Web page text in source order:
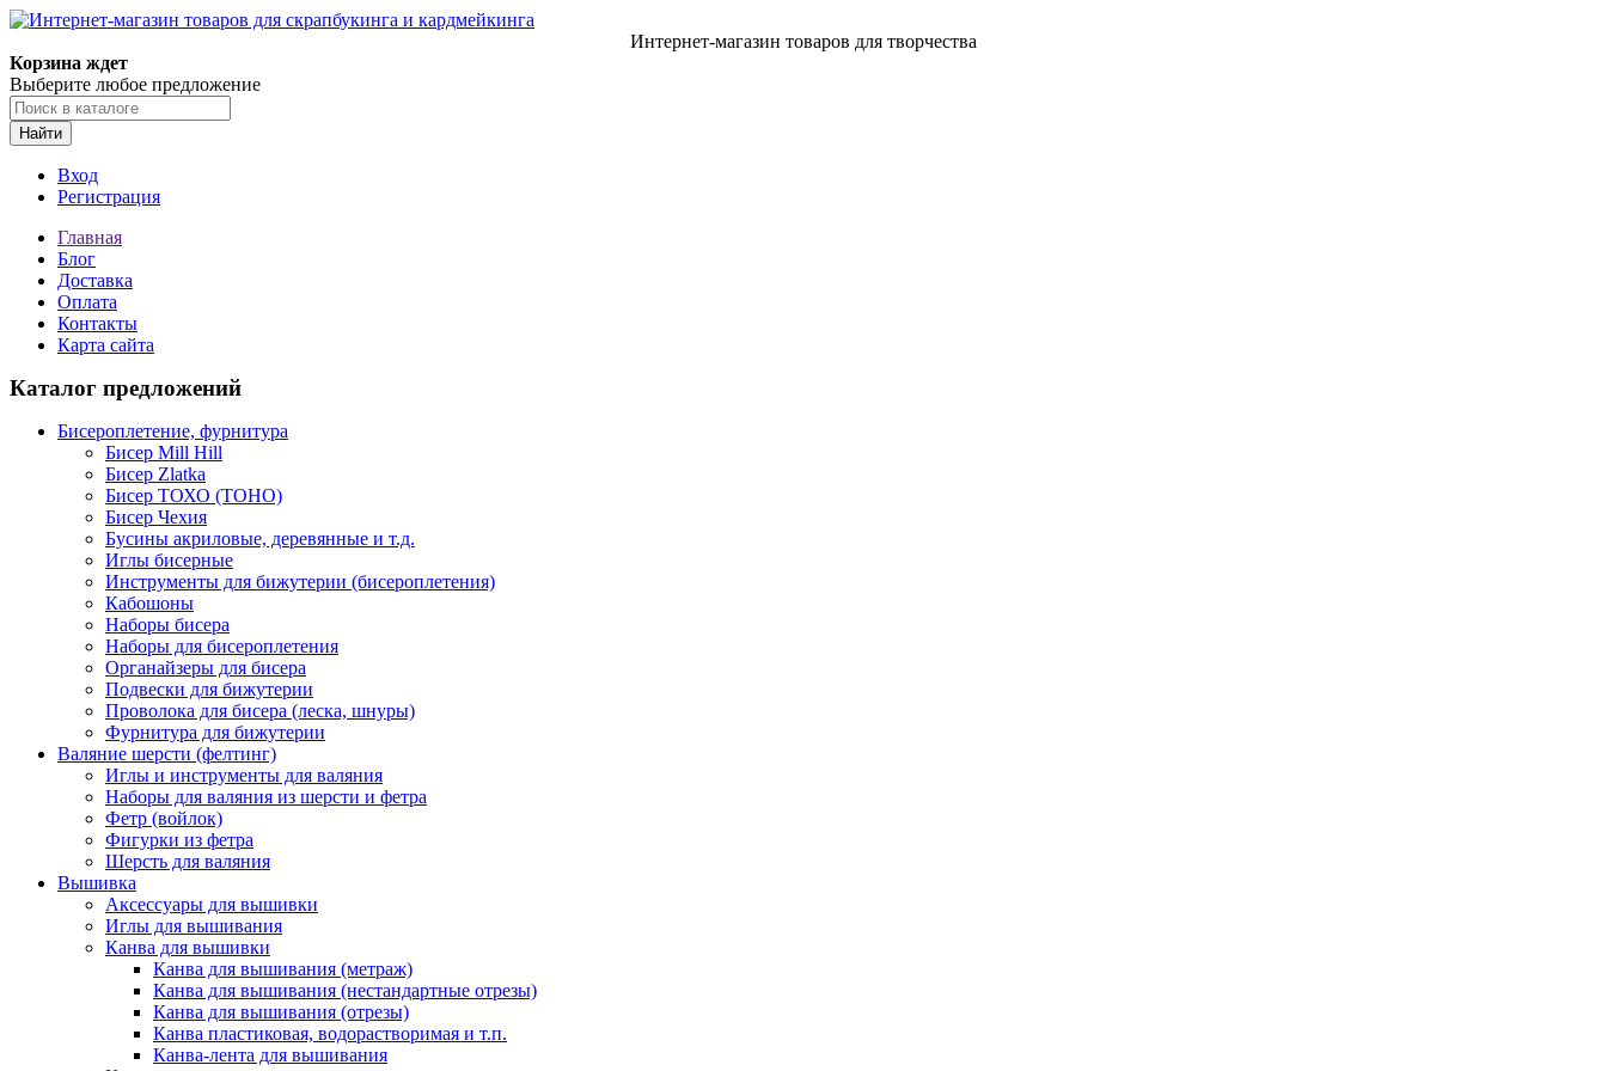
Интернет-магазин товаров для творчества
Корзина ждет
Выберите любое предложение
Найти
Вход
Регистрация
Главная
Блог
Доставка
Оплата
Контакты
Карта сайта
Каталог предложений
Бисероплетение, фурнитура
Бисер Mill Hill
Бисер Zlatka
Бисер ТОХО (TOHO)
Бисер Чехия
Бусины акриловые, деревянные и т.д.
Иглы бисерные
Инструменты для бижутерии (бисероплетения)
Кабошоны
Наборы бисера
Наборы для бисероплетения
Органайзеры для бисера
Подвески для бижутерии
Проволока для бисера (леска, шнуры)
Фурнитура для бижутерии
Валяние шерсти (фелтинг)
Иглы и инструменты для валяния
Наборы для валяния из шерсти и фетра
Фетр (войлок)
Фигурки из фетра
Шерсть для валяния
Вышивка
Аксессуары для вышивки
Иглы для вышивания
Канва для вышивки
Канва для вышивания (метраж)
Канва для вышивания (нестандартные отрезы)
Канва для вышивания (отрезы)
Канва пластиковая, водорастворимая и т.п.
Канва-лента для вышивания